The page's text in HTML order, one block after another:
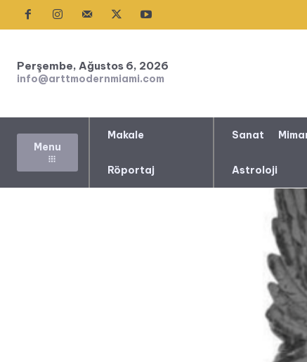
Perşembe, Ağustos 6, 2026
info@arttmodernmiami.com
Menu
Makale
Röportaj
Sanat
Astroloji